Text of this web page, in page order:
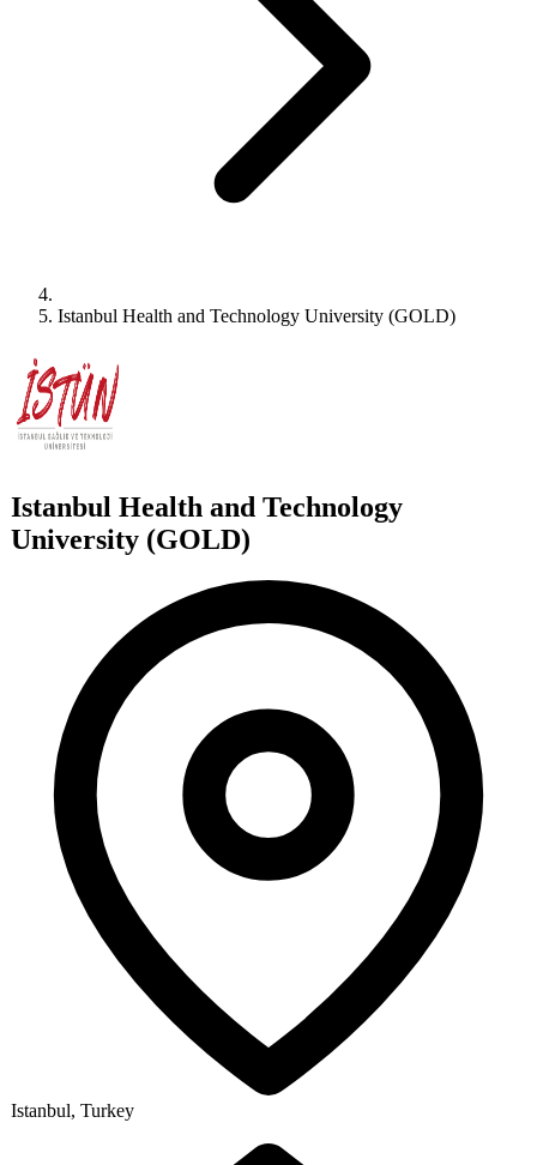
Istanbul Health and Technology University (GOLD)
Istanbul Health and Technology
University (GOLD)
Istanbul, Turkey